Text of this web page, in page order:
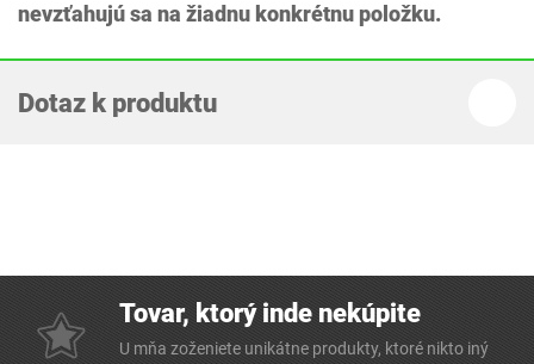
nevzťahujú sa na žiadnu konkrétnu položku.
Dotaz k produktu
Tovar, ktorý inde nekúpite
U mňa zoženiete unikátne produkty, ktoré nikto iný